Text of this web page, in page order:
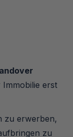
Immobilie erst
zu erwerben,
zu